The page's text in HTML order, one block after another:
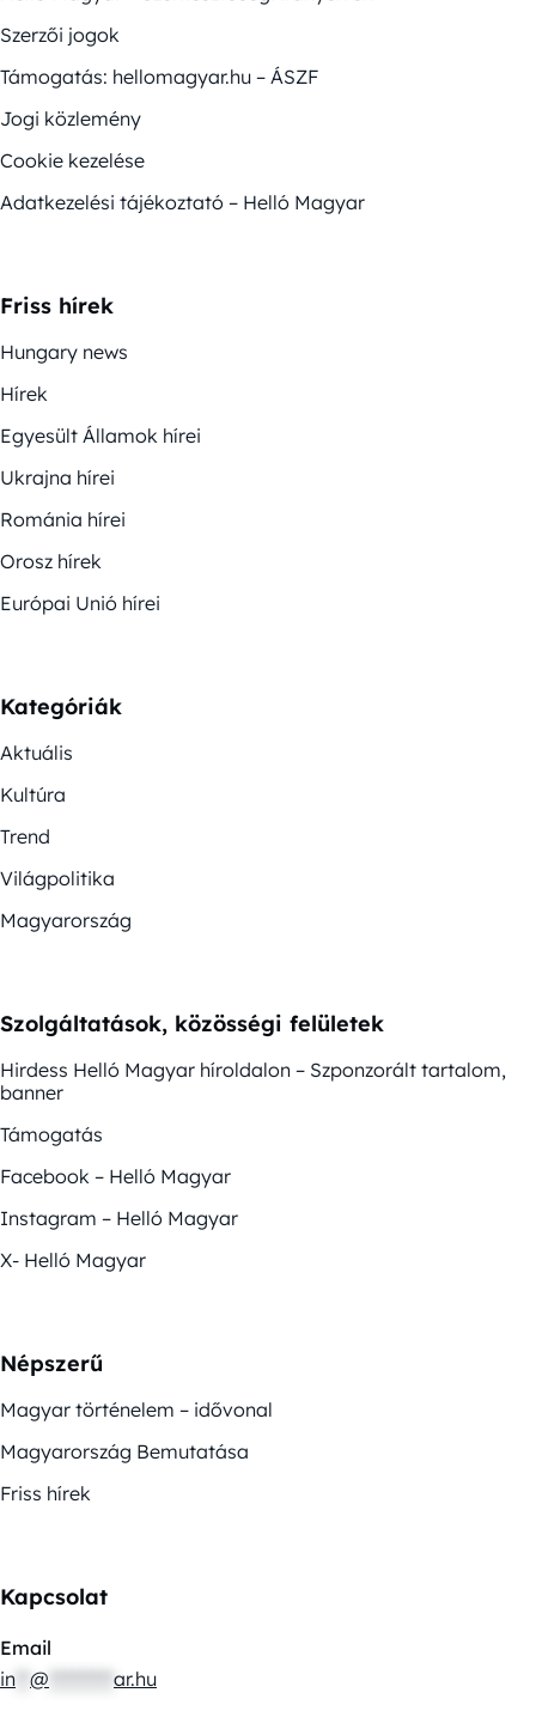
Szerzői jogok
Támogatás: hellomagyar.hu – ÁSZF
Jogi közlemény
Cookie kezelése
Adatkezelési tájékoztató – Helló Magyar
Friss hírek
Hungary news
Hírek
Egyesült Államok hírei
Ukrajna hírei
Románia hírei
Orosz hírek
Európai Unió hírei
Kategóriák
Aktuális
Kultúra
Trend
Világpolitika
Magyarország
Szolgáltatások, közösségi felületek
Hirdess Helló Magyar híroldalon – Szponzorált tartalom,
banner
Támogatás
Facebook – Helló Magyar
Instagram – Helló Magyar
X- Helló Magyar
Népszerű
Magyar történelem – idővonal
Magyarország Bemutatása
Friss hírek
Kapcsolat
Email
in @ ar.hu